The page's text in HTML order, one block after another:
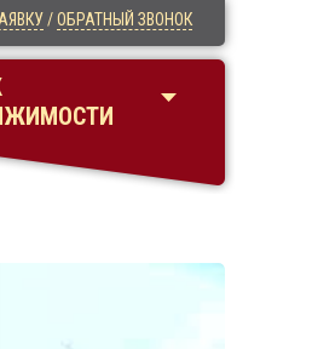
/ОБРАТНЫЙ ЗВОНОК